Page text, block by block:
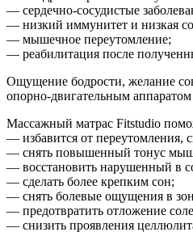
— сердечно-сосудистые
— низкий иммунитет и низкая
— мышечное переутомление;
— реабилитация после
Ощущение бодрости, желание
опорно-двигательным
Массажный матрас Fitstudio
— избавится от переутомления,
— снять повышенный тонус
— восстановить нарушенный в
— сделать более крепким сон;
— снять болевые ощущения в
— предотвратить отложение
— снизить проявления